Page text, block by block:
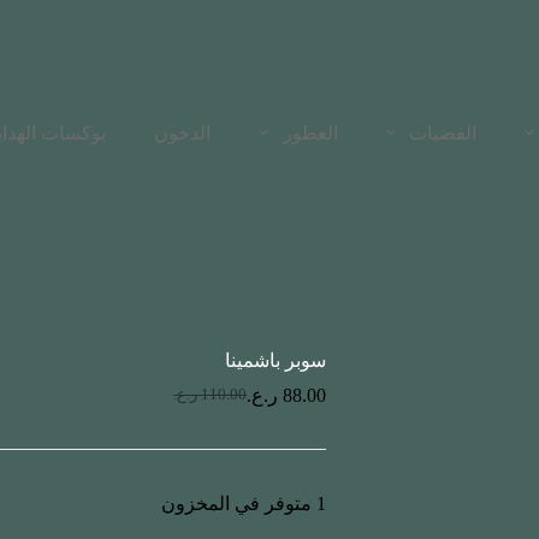
الفضيات العطور الدخون بوكسات
سوبر باشمينا
110.00 ر.ع. 88.00 ر.ع.
1 متوفر في المخزون